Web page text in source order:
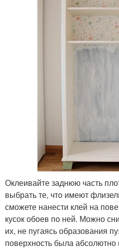
Оклеивайте заднюю часть
выбрать те, что имеют
сможете нанести клей на
кусок обоев по ней. Можно
их, не пугаясь образования
поверхность была абсолютно